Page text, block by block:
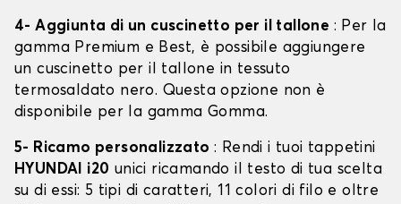
4- Aggiunta di un cuscinetto per il tallone : Per la
gamma Premium e Best, è possibile aggiungere
un cuscinetto per il tallone in tessuto
termosaldato nero. Questa opzione non è
disponibile per la gamma Gomma.
5- Ricamo personalizzato : Rendi i tuoi tappetini
HYUNDAI i20 unici ricamando il testo di tua scelta
su di essi: 5 tipi di caratteri, 11 colori di filo e oltre